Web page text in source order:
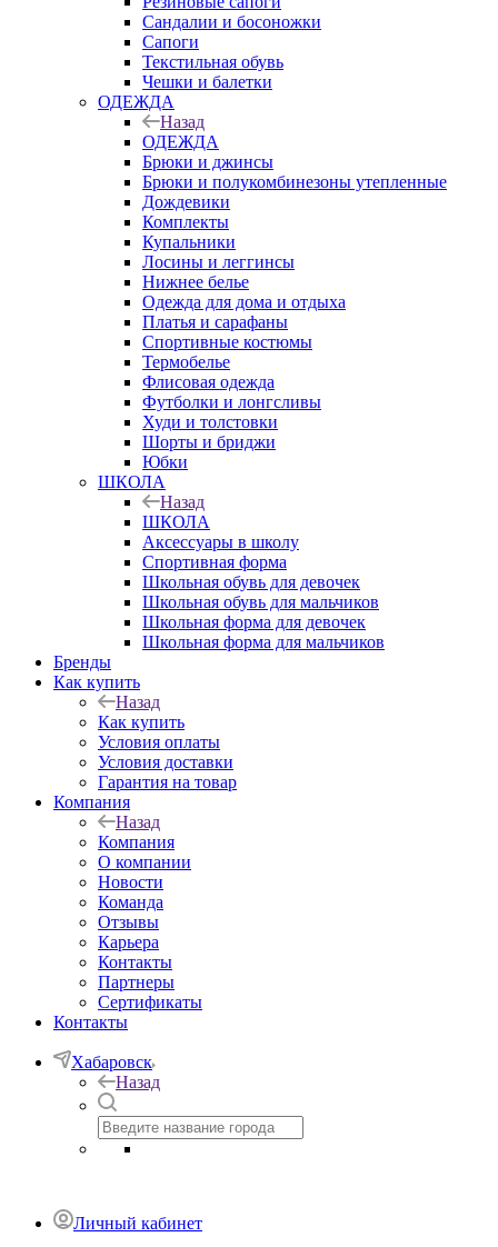
Сандалии и босоножки
Сапоги
Текстильная обувь
Чешки и балетки
ОДЕЖДА
Назад
ОДЕЖДА
Брюки и джинсы
Брюки и полукомбинезоны утепленные
Дождевики
Комплекты
Купальники
Лосины и леггинсы
Нижнее белье
Одежда для дома и отдыха
Платья и сарафаны
Спортивные костюмы
Термобелье
Флисовая одежда
Футболки и лонгсливы
Худи и толстовки
Шорты и бриджи
Юбки
ШКОЛА
Назад
ШКОЛА
Аксессуары в школу
Спортивная форма
Школьная обувь для девочек
Школьная обувь для мальчиков
Школьная форма для девочек
Школьная форма для мальчиков
Бренды
Как купить
Назад
Как купить
Условия оплаты
Условия доставки
Гарантия на товар
Компания
Назад
Компания
О компании
Новости
Команда
Отзывы
Карьера
Контакты
Партнеры
Сертификаты
Контакты
Хабаровск
Назад
Личный кабинет